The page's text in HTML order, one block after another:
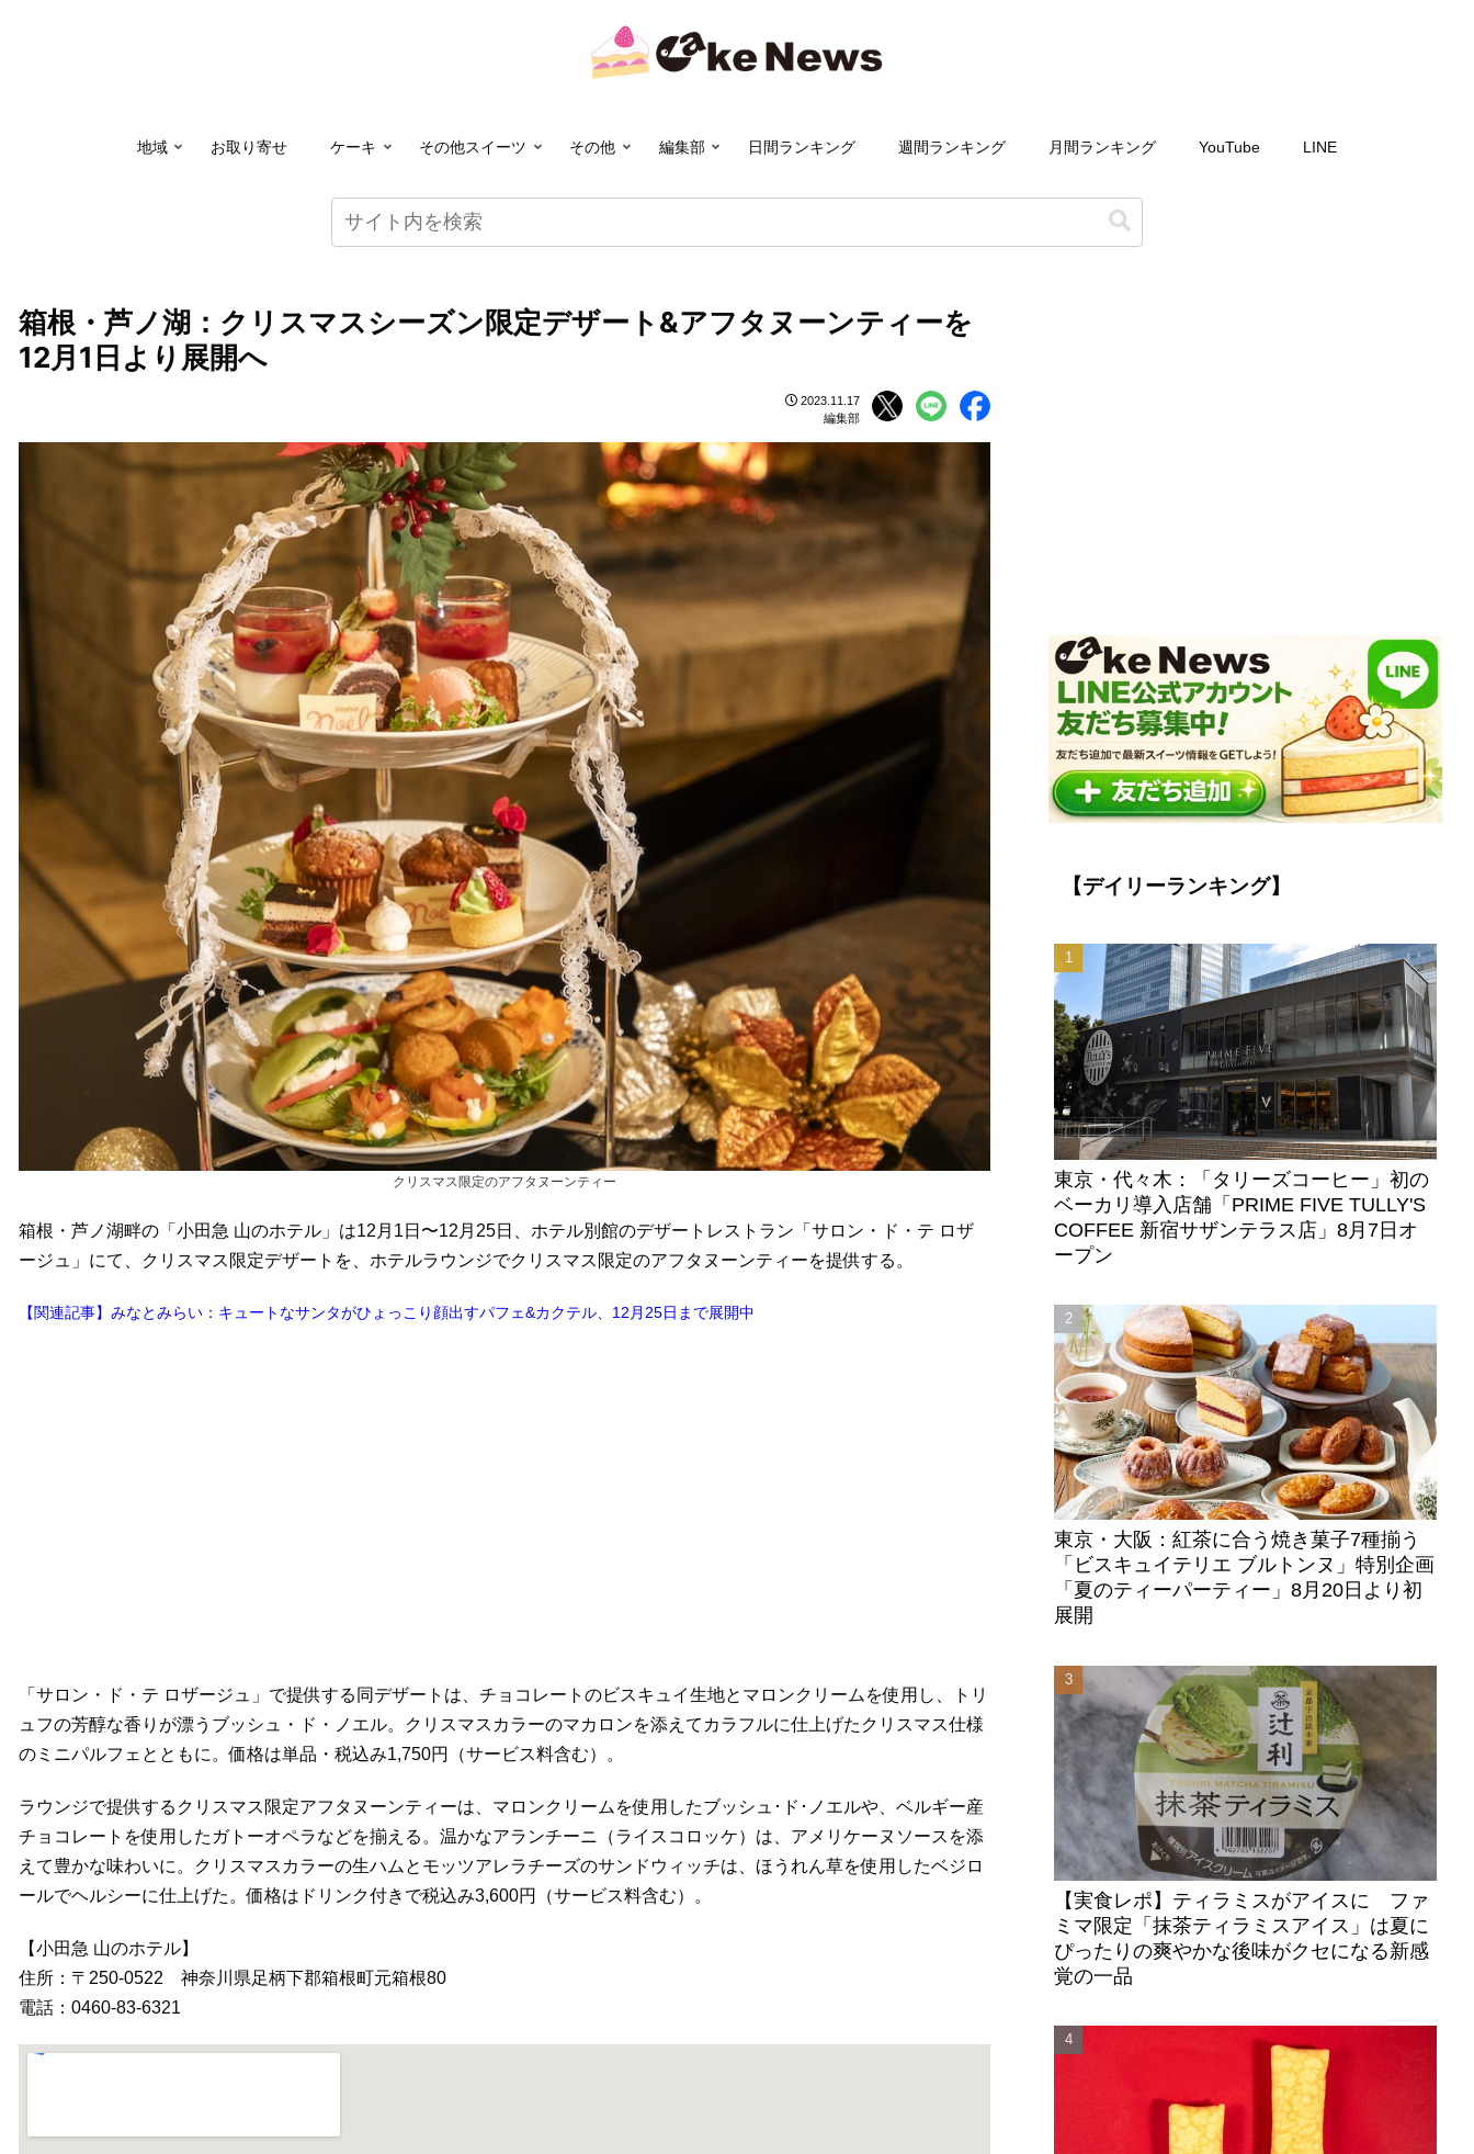
地域 お取り寄せ ケーキ その他スイーツ その他 編集部 日間ランキング 週間ランキング 月間ランキング YouTube LINE
箱根・芦ノ湖：クリスマスシーズン限定デザート&アフタヌーンティーを
12月1日より展開へ
2023.11.17
編集部
クリスマス限定のアフタヌーンティー
箱根・芦ノ湖畔の「小田急 山のホテル」は12月1日〜12月25日、ホテル別館のデザートレストラン「サロン・ド・テ ロザ
ージュ」にて、クリスマス限定デザートを、ホテルラウンジでクリスマス限定のアフタヌーンティーを提供する。
【関連記事】みなとみらい：キュートなサンタがひょっこり顔出すパフェ&カクテル、12月25日まで展開中
「サロン・ド・テ ロザージュ」で提供する同デザートは、チョコレートのビスキュイ生地とマロンクリームを使用し、トリ
ュフの芳醇な香りが漂うブッシュ・ド・ノエル。クリスマスカラーのマカロンを添えてカラフルに仕上げたクリスマス仕様
のミニパルフェとともに。価格は単品・税込み1,750円（サービス料含む）。
ラウンジで提供するクリスマス限定アフタヌーンティーは、マロンクリームを使用したブッシュ･ド･ノエルや、ベルギー産
チョコレートを使用したガトーオペラなどを揃える。温かなアランチーニ（ライスコロッケ）は、アメリケーヌソースを添
えて豊かな味わいに。クリスマスカラーの生ハムとモッツアレラチーズのサンドウィッチは、ほうれん草を使用したベジロ
ールでヘルシーに仕上げた。価格はドリンク付きで税込み3,600円（サービス料含む）。
【小田急 山のホテル】
住所：〒250-0522 神奈川県足柄下郡箱根町元箱根80
電話：0460-83-6321
【デイリーランキング】
東京・代々木：「タリーズコーヒー」初の
ベーカリ導入店舗「PRIME FIVE TULLY'S
COFFEE 新宿サザンテラス店」8月7日オ
ープン
東京・大阪：紅茶に合う焼き菓子7種揃う
「ビスキュイテリエ ブルトンヌ」特別企画
「夏のティーパーティー」8月20日より初
展開
【実食レポ】ティラミスがアイスに ファ
ミマ限定「抹茶ティラミスアイス」は夏に
ぴったりの爽やかな後味がクセになる新感
覚の一品